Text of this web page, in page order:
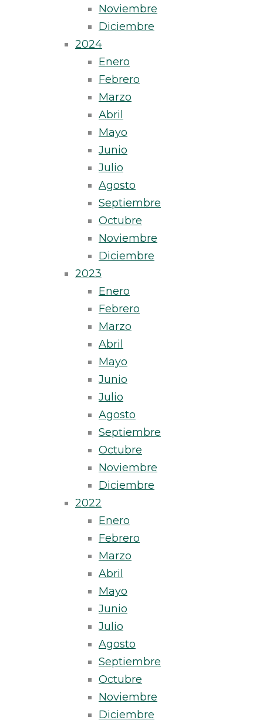
Noviembre
Diciembre
2024
Enero
Febrero
Marzo
Abril
Mayo
Junio
Julio
Agosto
Septiembre
Octubre
Noviembre
Diciembre
2023
Enero
Febrero
Marzo
Abril
Mayo
Junio
Julio
Agosto
Septiembre
Octubre
Noviembre
Diciembre
2022
Enero
Febrero
Marzo
Abril
Mayo
Junio
Julio
Agosto
Septiembre
Octubre
Noviembre
Diciembre